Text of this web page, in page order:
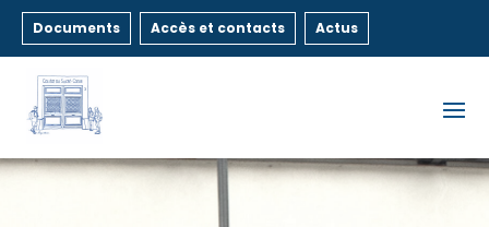
Documents Accès et contacts Actus